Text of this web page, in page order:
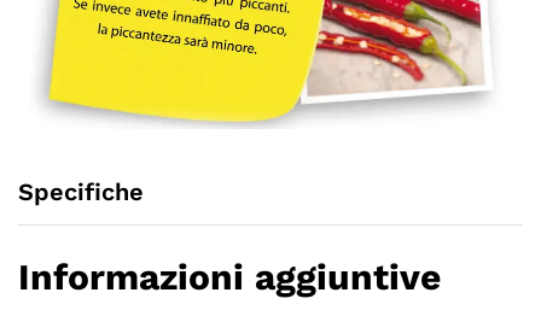
Specifiche
Informazioni aggiuntive